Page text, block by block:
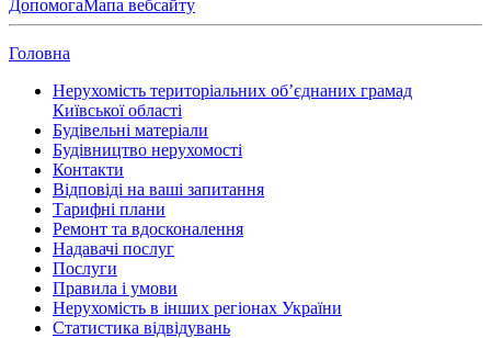
ДопомогаМапа вебсайту
Головна
Нерухомість територіальних об’єднаних грамад
Київської області
Будівельні матеріали
Будівництво нерухомості
Контакти
Відповіді на ваші запитання
Тарифні плани
Ремонт та вдосконалення
Надавачі послуг
Послуги
Правила і умови
Нерухомість в інших регіонах України
Статистика відвідувань